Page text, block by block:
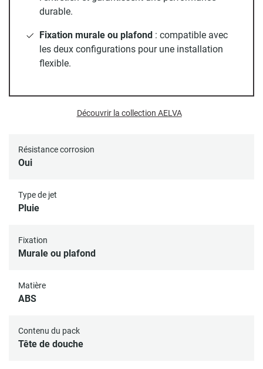
Résistance corrosion
Oui
Type de jet
Pluie
Fixation
Murale ou plafond
Matière
ABS
Contenu du pack
Tête de douche
durable.
Fixation murale ou plafond : compatible avec
les deux configurations pour une installation
flexible.
Découvrir la collection AELVA